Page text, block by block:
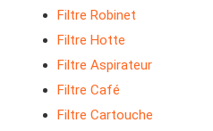
Filtre Robinet
Filtre Hotte
Filtre Aspirateur
Filtre Café
Filtre Cartouche